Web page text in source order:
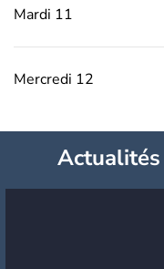
Mardi 11
Mercredi 12